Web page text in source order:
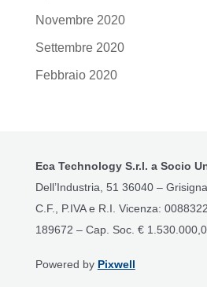
Novembre 2020
Settembre 2020
Febbraio 2020
Eca Technology S.r.l. a Socio
Dell’Industria, 51 36040 –
C.F., P.IVA e R.I. Vicenza:
189672 – Cap. Soc. €
Powered by Pixwell